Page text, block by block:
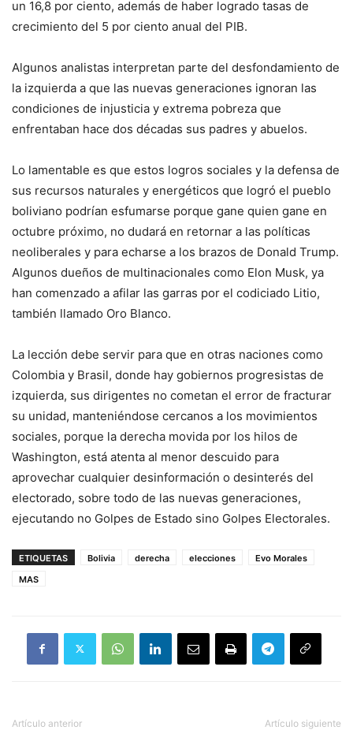
un 16,8 por ciento, además de haber logrado tasas de
crecimiento del 5 por ciento anual del PIB.
Algunos analistas interpretan parte del desfondamiento de
la izquierda a que las nuevas generaciones ignoran las
condiciones de injusticia y extrema pobreza que
enfrentaban hace dos décadas sus padres y abuelos.
Lo lamentable es que estos logros sociales y la defensa de
sus recursos naturales y energéticos que logró el pueblo
boliviano podrían esfumarse porque gane quien gane en
octubre próximo, no dudará en retornar a las políticas
neoliberales y para echarse a los brazos de Donald Trump.
Algunos dueños de multinacionales como Elon Musk, ya
han comenzado a afilar las garras por el codiciado Litio,
también llamado Oro Blanco.
La lección debe servir para que en otras naciones como
Colombia y Brasil, donde hay gobiernos progresistas de
izquierda, sus dirigentes no cometan el error de fracturar
su unidad, manteniéndose cercanos a los movimientos
sociales, porque la derecha movida por los hilos de
Washington, está atenta al menor descuido para
aprovechar cualquier desinformación o desinterés del
electorado, sobre todo de las nuevas generaciones,
ejecutando no Golpes de Estado sino Golpes Electorales.
ETIQUETAS Bolivia derecha elecciones
Evo Morales
MAS
Artículo anterior Artículo siguiente